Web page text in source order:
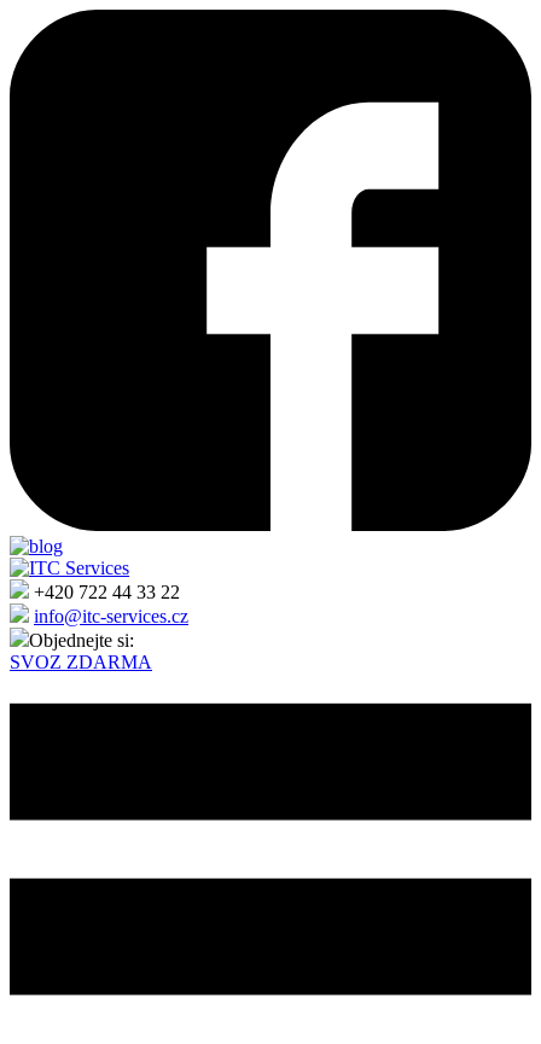
+420 722 44 33 22
info@itc-services.cz
Objednejte si:
SVOZ ZDARMA